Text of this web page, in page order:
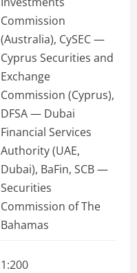
Commission
(Australia), CySEC —
Cyprus Securities and
Exchange
Commission (Cyprus),
DFSA — Dubai
Financial Services
Authority (UAE,
Dubai), BaFin, SCB —
Securities
Commission of The
Bahamas
1:200